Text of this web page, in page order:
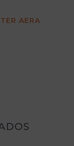
AERA